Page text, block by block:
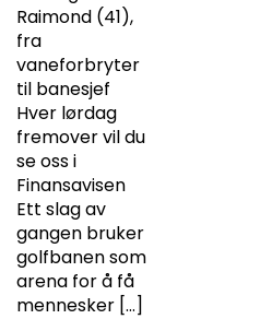
Raimond (41),
fra
vaneforbryter
til banesjef
Hver lørdag
fremover vil du
se oss i
Finansavisen
Ett slag av
gangen bruker
golfbanen som
arena for å få
mennesker […]